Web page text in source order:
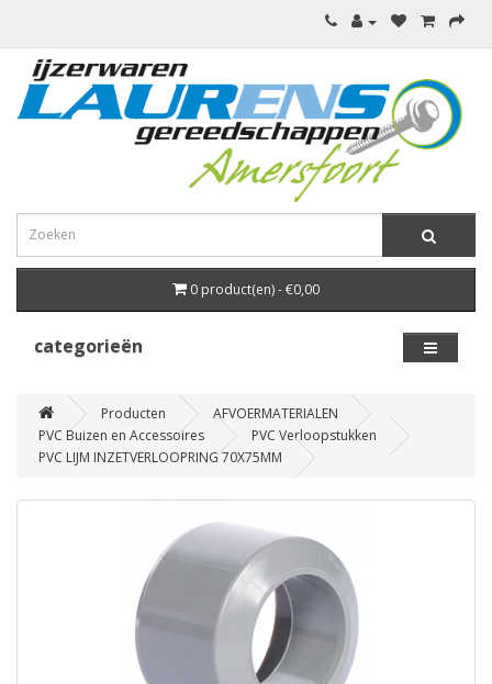
0 product(en) - €0,00
categorieën
Producten
AFVOERMATERIALEN
PVC Buizen en Accessoires
PVC Verloopstukken
PVC LIJM INZETVERLOOPRING 70X75MM